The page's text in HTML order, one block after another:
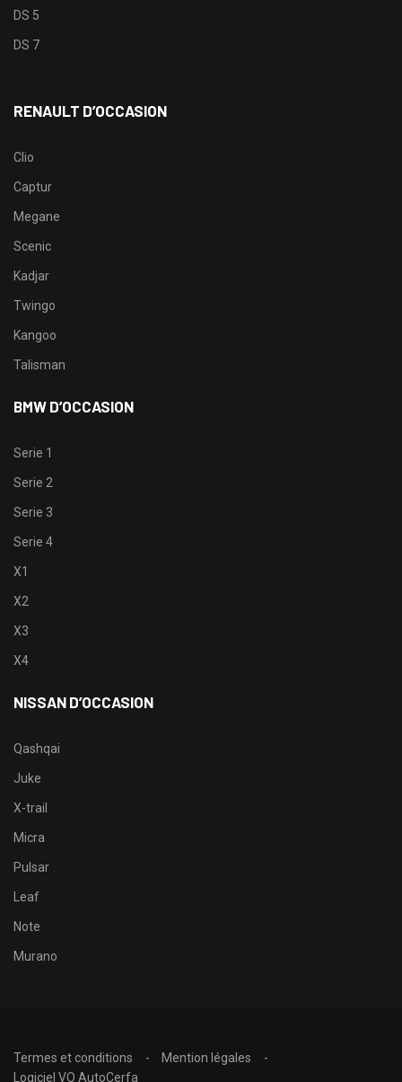
DS 5
DS 7
RENAULT D’OCCASION
Clio
Captur
Megane
Scenic
Kadjar
Twingo
Kangoo
Talisman
BMW D’OCCASION
Serie 1
Serie 2
Serie 3
Serie 4
X1
X2
X3
X4
NISSAN D’OCCASION
Qashqai
Juke
X-trail
Micra
Pulsar
Leaf
Note
Murano
Termes et conditions
Mention légales
Logiciel VO AutoCerfa